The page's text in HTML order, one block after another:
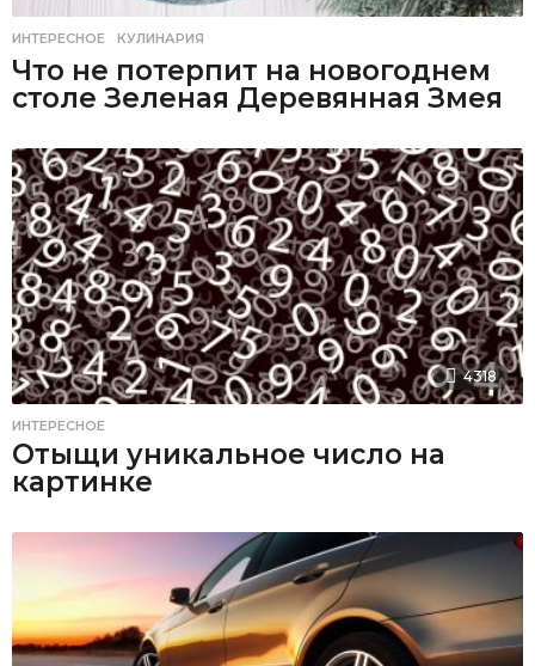
ИНТЕРЕСНОЕ ,КУЛИНАРИЯ
Что не потерпит на новогоднем
столе Зеленая Деревянная Змея
4318
ИНТЕРЕСНОЕ
Отыщи уникальное число на
картинке